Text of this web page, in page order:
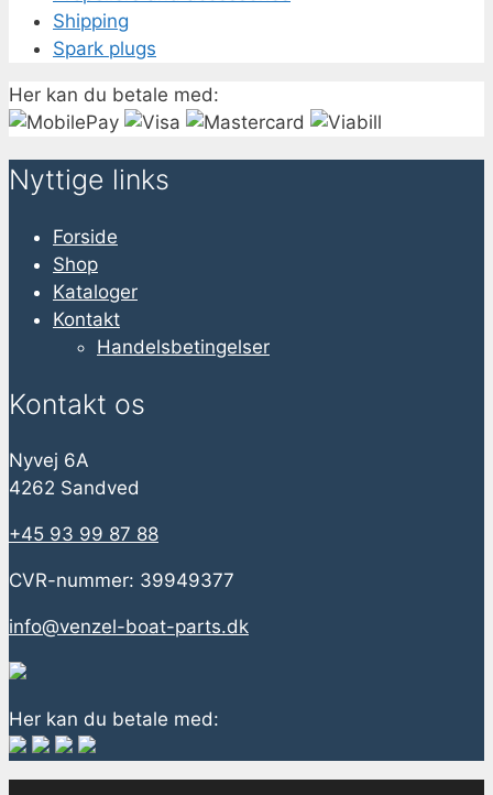
Shipping
Spark plugs
Her kan du betale med:
Nyttige links
Forside
Shop
Kataloger
Kontakt
Handelsbetingelser
Kontakt os
Nyvej 6A
4262 Sandved
+45 93 99 87 88
CVR-nummer: 39949377
info@venzel-boat-parts.dk
Her kan du betale med: